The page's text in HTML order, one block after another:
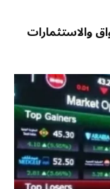
والاستثمارات